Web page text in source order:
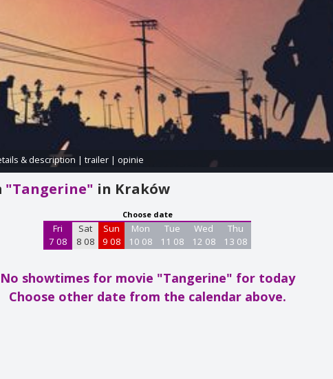
& description | trailer| opinie
"Tangerine" in Kraków
Choose date
Fri
7 08
Sat
8 08
Sun
9 08
Mon
10 08
Tue
11 08
Wed
12 08
Thu
13 08
No showtimes for movie "Tangerine" for today
Choose other date from the calendar above.